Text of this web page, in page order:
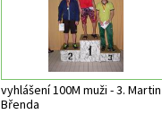
vyhlášení 100M muži - 3. Martin
Břenda